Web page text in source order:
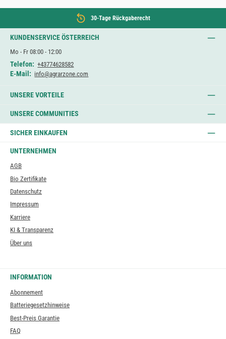
30-Tage Rückgaberecht
KUNDENSERVICE ÖSTERREICH
Mo - Fr 08:00 - 12:00
Telefon: +43774628582
E-Mail: info@agrarzone.com
UNSERE VORTEILE
UNSERE COMMUNITIES
SICHER EINKAUFEN
UNTERNEHMEN
AGB
Bio Zertifikate
Datenschutz
Impressum
Karriere
KI & Transparenz
Über uns
INFORMATION
Abonnement
Batteriegesetzhinweise
Best-Preis Garantie
FAQ